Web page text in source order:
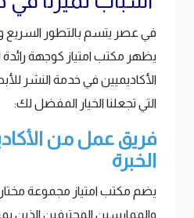
في عصر يتسم بالتطور السريع
يظهر مكتب امتياز كوجهة رائدة
الأكاديميين في خدمة النشر
التي تجعلنا الخيار المفضل لك:
فريق عمل من
الخبرة
يضم مكتب امتياز مجموعة
والممارسين المحترفين الذين